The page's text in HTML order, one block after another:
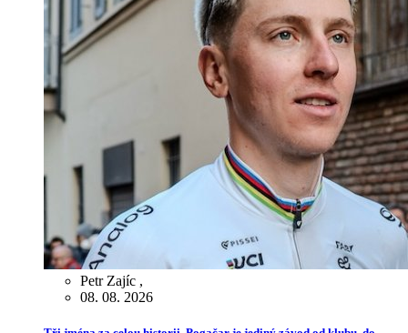
Petr Zajíc ,
08. 08. 2026